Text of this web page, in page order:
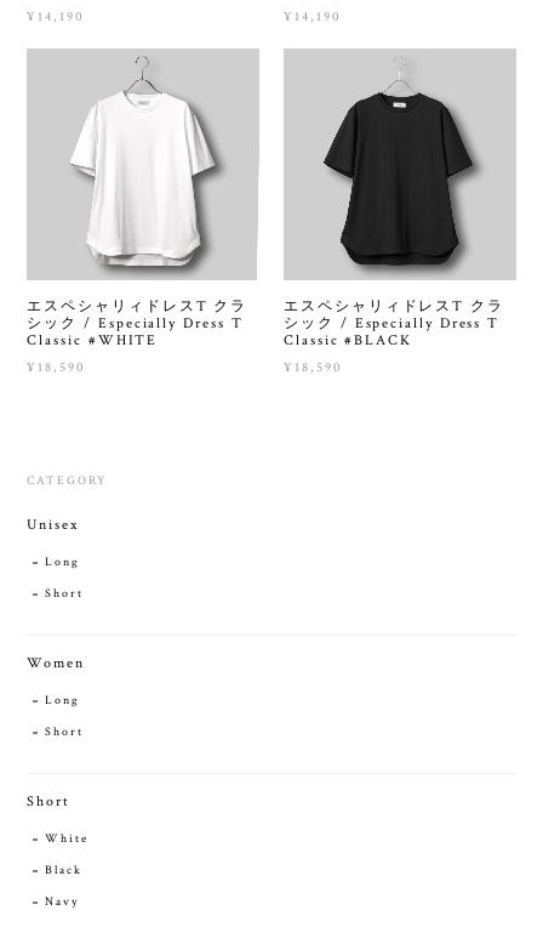
¥14,190 ¥14,190
エスペシャリィドレスT クラ
シック / Especially Dress T
Classic #WHITE
¥18,590
エスペシャリィドレスT クラ
シック / Especially Dress T
Classic #BLACK
¥18,590
CATEGORY
Unisex
Long
Short
Women
Long
Short
Short
White
Black
Navy